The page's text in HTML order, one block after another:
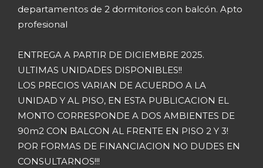
departamentos de 2 dormitorios con balcón. Apto
profesional
ENTREGA A PARTIR DE DICIEMBRE 2025.
ULTIMAS UNIDADES DISPONIBLES!!
LOS PRECIOS VARIAN DE ACUERDO A LA
UNIDAD Y AL PISO, EN ESTA PUBLICACION EL
MONTO CORRESPONDE A DOS AMBIENTES DE
90m2 CON BALCON AL FRENTE EN PISO 2 Y 3!
POR FORMAS DE FINANCIACION NO DUDES EN
CONSULTARNOS!!!